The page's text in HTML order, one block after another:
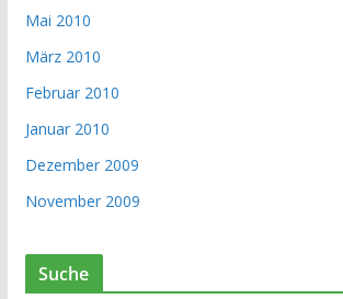
Mai 2010
März 2010
Februar 2010
Januar 2010
Dezember 2009
November 2009
Suche